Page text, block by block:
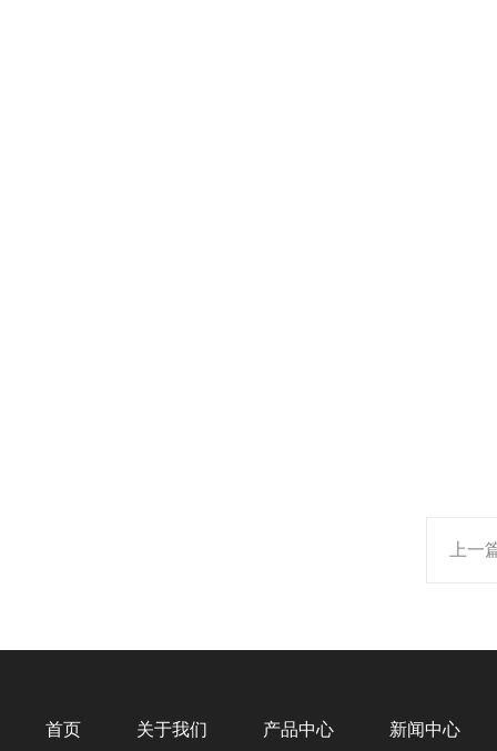
上一
首页 关于我们 产品中心 新闻中心